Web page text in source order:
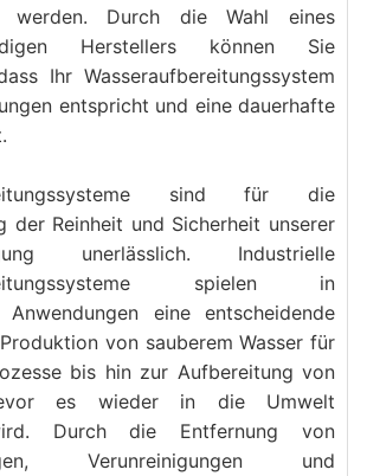
werden. Durch die Wahl eines
Herstellers können Sie
Ihr Wasseraufbereitungssystem
entspricht und eine dauerhafte
sind für die
der Reinheit und Sicherheit unserer
unerlässlich. Industrielle
spielen in
Anwendungen eine entscheidende
von sauberem Wasser für
bis hin zur Aufbereitung von
es wieder in die Umwelt
Durch die Entfernung von
Verunreinigungen und